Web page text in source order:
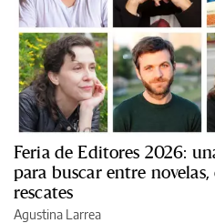
Feria de Editores 2026:
para buscar entre novelas,
rescates
Agustina Larrea